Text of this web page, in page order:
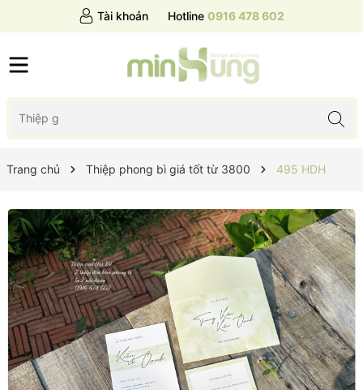
Tài khoản Hotline 0916 478 602
Trang chủ Thiệp phong bì giá tốt từ 3800 495 HDH